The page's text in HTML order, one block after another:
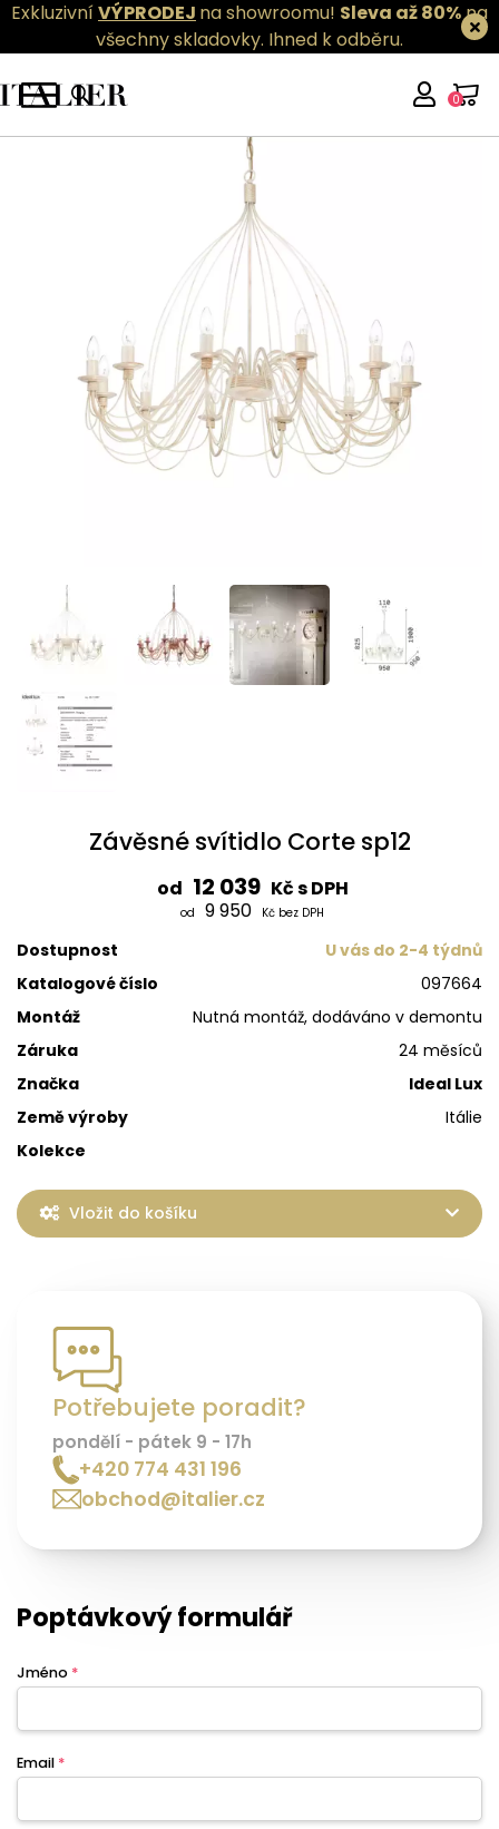
ExkluzivníVÝPRODEJ na showroomu! Sleva až 80%na
všechny skladovky. Ihned k odběru.
0
Závěsné svítidlo Corte sp12
od 12 039 Kč s DPH
od 9 950 Kč bez DPH
Dostupnost
U vás do 2-4 týdnů
Katalogové číslo
097664
Montáž
Nutná montáž, dodáváno v demontu
Záruka
24 měsíců
Značka
Ideal Lux
Země výroby
Itálie
Kolekce
Vložit do košíku
Potřebujete poradit?
pondělí - pátek 9 - 17h
+420 774 431 196
obchod@italier.cz
Poptávkový formulář
Jméno *
Email *